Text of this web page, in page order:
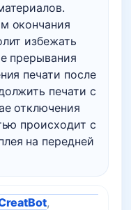
окончания
избежать
прерывания
печати после
печати с
отключения
происходит с
на передней
,